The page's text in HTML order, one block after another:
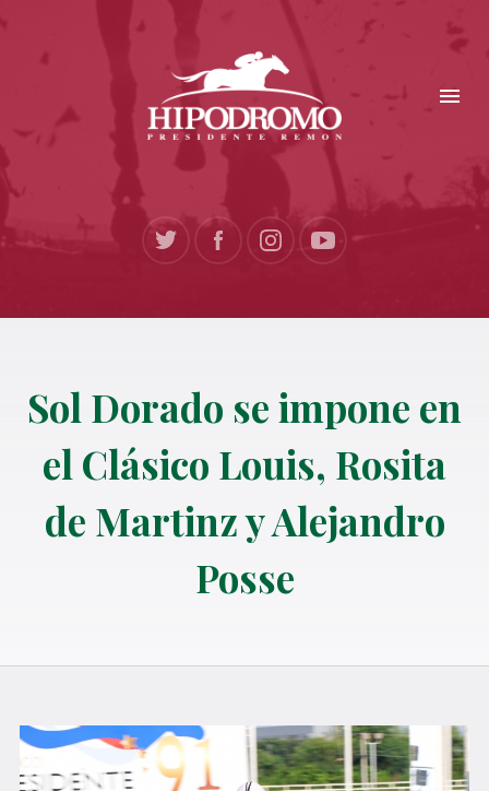
Sol Dorado se impone en
el Clásico Louis, Rosita
de Martinz y Alejandro
Posse